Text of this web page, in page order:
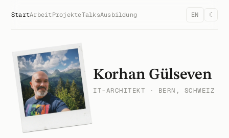
StartArbeitProjekteTalksAusbildung EN ☾
Korhan Gülseven
IT-ARCHITEKT · BERN, SCHWEIZ